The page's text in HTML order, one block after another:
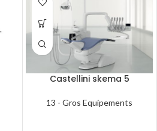
Castellini skema 5
13 - Gros Equipements